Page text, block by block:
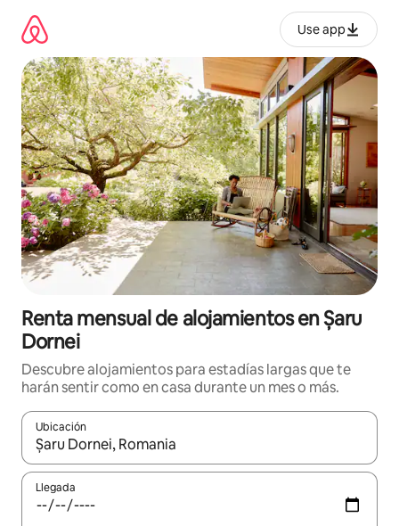
contenido
Use app
Renta mensual de alojamientos en Șaru
Dornei
Descubre alojamientos para estadías largas que te
harán sentir como en casa durante un mes o más.
Ubicación
Cuando los resultados estén disponibles, navega con las
Llegada